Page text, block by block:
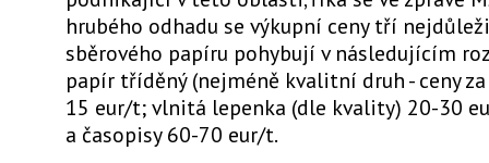
hrubého odhadu se výkupní ceny tří
sběrového papíru pohybují v následujícím
papír tříděný (nejméně kvalitní druh - ceny
15 eur/t; vlnitá lepenka (dle kvality) 20-30
a časopisy 60-70 eur/t.